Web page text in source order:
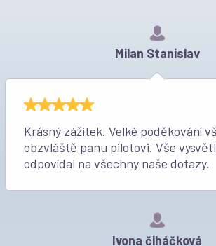
Milan Stanislav
Krásný zážitek. Velké poděkování
obzvláště panu pilotovi. Vše
odpovídal na všechny naše dotazy.
Ivona čiháčková